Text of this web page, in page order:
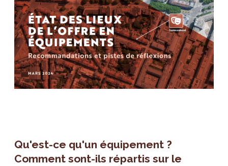
Qu'est-ce qu'un équipement ?
Comment sont-ils répartis sur le